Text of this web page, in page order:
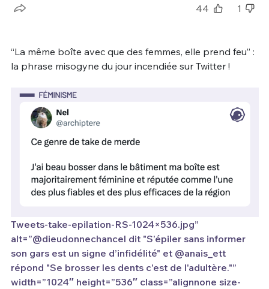
44 1
“La même boîte avec que des femmes, elle prend feu” :
la phrase misogyne du jour incendiée sur Twitter !
Tweets-take-epilation-RS-1024×536.jpg”
alt=”@dieudonnechancel dit "S’épiler sans informer
son gars est un signe d’infidélité" et @anais_ett
répond "Se brosser les dents c'est de l'adultère."”
width=”1024″ height=”536″ class=”alignnone size-